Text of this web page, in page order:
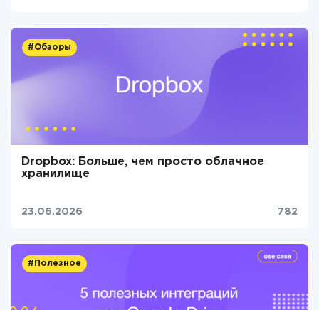
#Обзоры
Dropbox: Больше, чем просто облачное
хранилище
23.06.2026 782
#Полезное